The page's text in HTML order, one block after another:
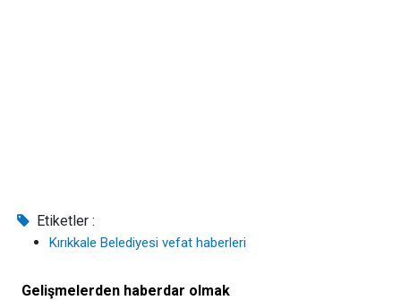
Etiketler :
Kırıkkale Belediyesi vefat haberleri
Gelişmelerden haberdar olmak